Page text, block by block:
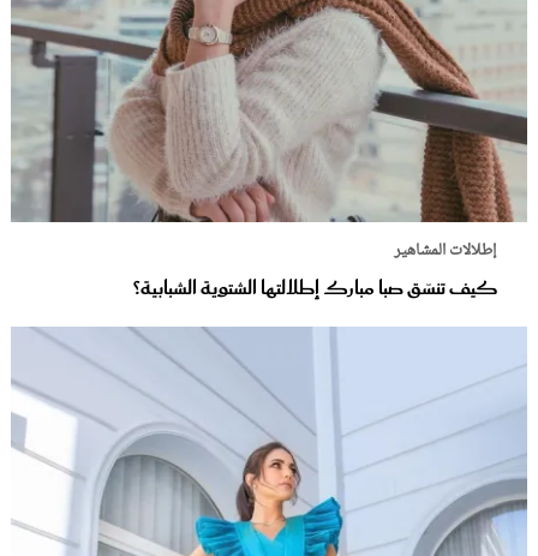
إطلالات المشاهير
كيف تنسّق صبا مبارك إطلالتها الشتوية الشبابية؟